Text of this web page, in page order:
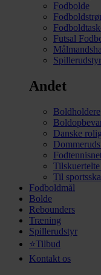
Fodbolde
Futsal
Spillerudstyr
Andet
Boldholdere
Danske
Til
Fodboldmål
Bolde
Rebounders
Træning
Spillerudstyr
⭐Tilbud
Kontakt os